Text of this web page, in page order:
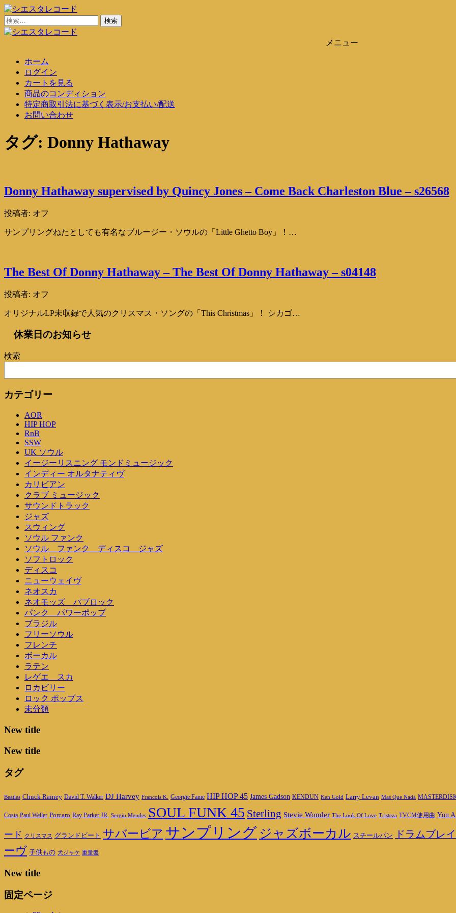
コ
ン
テ
シエスタレコード
中古レコード通販
検
索:
メニュー
ホーム
ログイン
カートを見る
商品のコンディション
特定商取引法に基づく表示/お支払い/配送
お問い合わせ
タグ: Donny Hathaway
Donny Hathaway supervised by Quincy Jones – Come Back Charleston Blue – s26568
投稿者: オフ
サンプリングねたとしても有名なブルージー・ソウルの「Little Ghetto Boy」！…
The Best Of Donny Hathaway – The Best Of Donny Hathaway – s04148
投稿者: オフ
オリジナルLP未収録で人気のクリスマス・ソングの「This Christmas」！ シカゴ…
休業日のお知らせ
検索
カテゴリー
AOR
HIP HOP
RnB
SSW
UK ソウル
イージーリスニング モンドミュージック
インディー オルタナティヴ
カリビアン
クラブ ミュージック
サウンドトラック
ジャズ
スウィング
ソウル ファンク
ソウル ファンク ディスコ ジャズ
ソフトロック
ディスコ
ニューウェイヴ
ネオスカ
ネオモッズ パブロック
パンク パワーポップ
ブラジル
フリーソウル
フレンチ
ボーカル
ラテン
レゲエ スカ
ロカビリー
ロック ポップス
未分類
New title
New title
タグ
Beatles Chuck Rainey David T. Walker DJ Harvey Francois K. Georgie Fame HIP HOP 45 James Gadson KENDUN Ken Gold Larry Levan Mas Que Nada
Costa Paul Weller Porcaro Ray Parker JR. Sergio Mendes SOUL FUNK 45 Sterling Stevie Wonder The Look Of Love Tristeza TVCM使用曲 You
ード クリスマス グランドビート サバービア サンプリング ジャズボーカル スチールパン ドラムブレ
ーヴ 子供もの 犬ジャケ 重量盤
New title
固定ページ